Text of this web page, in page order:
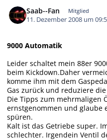
Saab--Fan Mitglied
11. Dezember 2008 um
9000 Automatik
Leider schaltet mein 88er
beim Kickdown.Daher
komme ihm mit dem
Gas zurück und reduziere
Die Tipps zum mehrmaligen
ernstgenommen und glaube
spüren.
Kalt ist das Getriebe super.
schlechter. Irgendein Ventil